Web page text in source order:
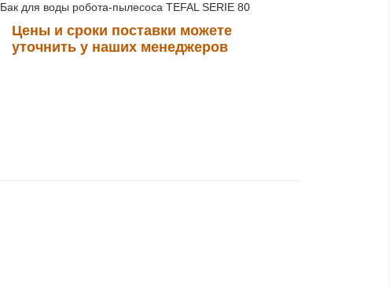
Бак для воды робота-пылесоса TEFAL SERIE 80
Цены и сроки поставки можете
уточнить у наших менеджеров